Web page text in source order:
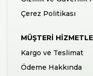
Çerez Politikası
MÜŞTERI
Kargo ve Teslimat
Ödeme Hakkında